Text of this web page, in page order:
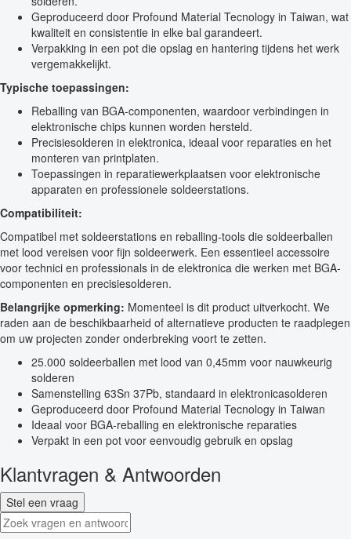
Geproduceerd door Profound Material Tecnology in Taiwan, wat
kwaliteit en consistentie in elke bal garandeert.
Verpakking in een pot die opslag en hantering tijdens het werk
vergemakkelijkt.
Typische toepassingen:
Reballing van BGA-componenten, waardoor verbindingen in
elektronische chips kunnen worden hersteld.
Precisiesolderen in elektronica, ideaal voor reparaties en het
monteren van printplaten.
Toepassingen in reparatiewerkplaatsen voor elektronische
apparaten en professionele soldeerstations.
Compatibiliteit:
Compatibel met soldeerstations en reballing-tools die soldeerballen
met lood vereisen voor fijn soldeerwerk. Een essentieel accessoire
voor technici en professionals in de elektronica die werken met BGA-
componenten en precisiesolderen.
Belangrijke opmerking: Momenteel is dit product uitverkocht. We
raden aan de beschikbaarheid of alternatieve producten te raadplegen
om uw projecten zonder onderbreking voort te zetten.
25.000 soldeerballen met lood van 0,45mm voor nauwkeurig
solderen
Samenstelling 63Sn 37Pb, standaard in elektronicasolderen
Geproduceerd door Profound Material Tecnology in Taiwan
Ideaal voor BGA-reballing en elektronische reparaties
Verpakt in een pot voor eenvoudig gebruik en opslag
Klantvragen & Antwoorden
Stel een vraag